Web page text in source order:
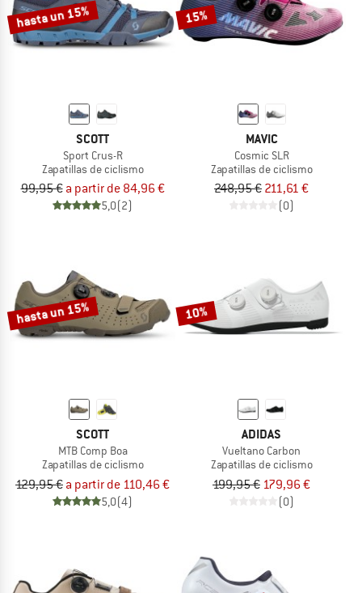
hasta un 15%
SCOTT
Sport Crus-R
Zapatillas de ciclismo
99,95 € a partir de 84,96 €
5,0(2)
15%
MAVIC
Cosmic SLR
Zapatillas de ciclismo
248,95 € 211,61 €
(0)
hasta un 15%
SCOTT
MTB Comp Boa
Zapatillas de ciclismo
129,95 € a partir de 110,46 €
5,0(4)
10%
ADIDAS
Vueltano Carbon
Zapatillas de ciclismo
199,95 € 179,96 €
(0)